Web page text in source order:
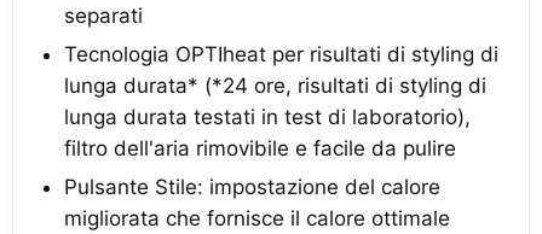
separati
Tecnologia OPTIheat per risultati di styling di
lunga durata* (*24 ore, risultati di styling di
lunga durata testati in test di laboratorio),
filtro dell'aria rimovibile e facile da pulire
Pulsante Stile: impostazione del calore
migliorata che fornisce il calore ottimale